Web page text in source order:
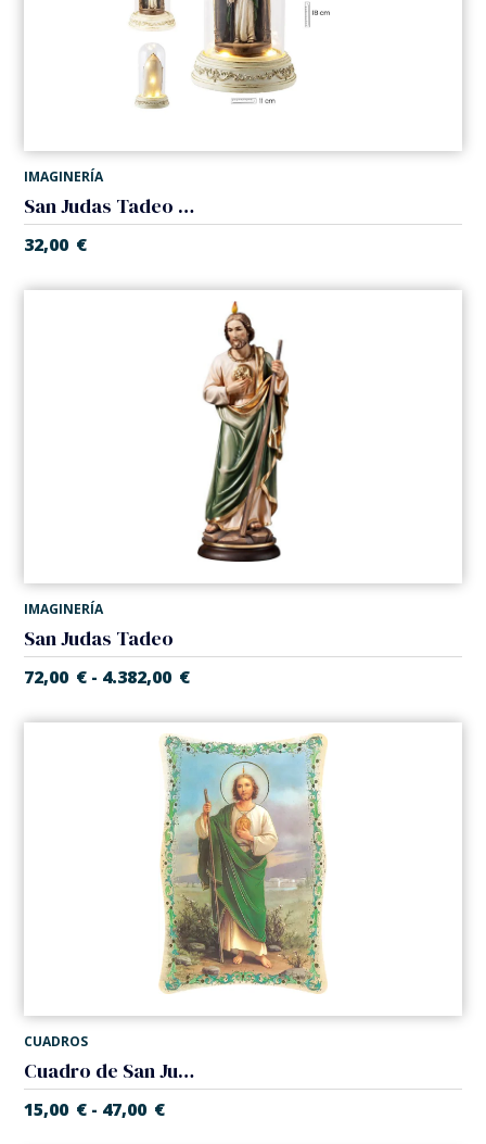
IMAGINERÍA
San Judas Tadeo en fanal
32,00 €
IMAGINERÍA
San Judas Tadeo
72,00 € - 4.382,00 €
CUADROS
Cuadro de San Judas
15,00 € - 47,00 €